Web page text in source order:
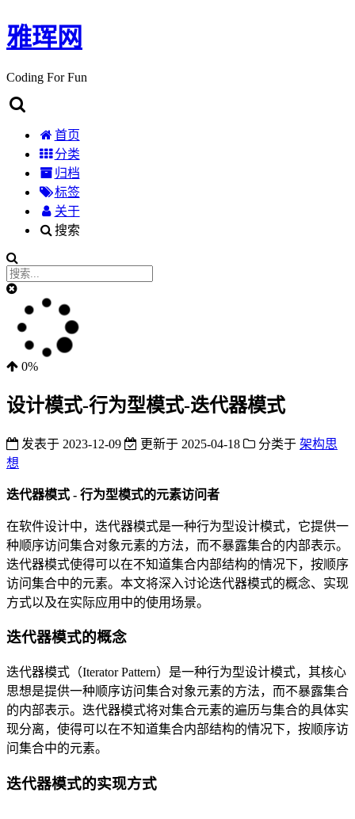
雅珲网
Coding For Fun
首页
分类
归档
标签
关于
搜索
0%
设计模式-行为型模式-迭代器模式
发表于 2023-12-09 更新于 2025-04-18 分类于 架构思
想
迭代器模式 - 行为型模式的元素访问者
在软件设计中，迭代器模式是一种行为型设计模式，它提供一
种顺序访问集合对象元素的方法，而不暴露集合的内部表示。
迭代器模式使得可以在不知道集合内部结构的情况下，按顺序
访问集合中的元素。本文将深入讨论迭代器模式的概念、实现
方式以及在实际应用中的使用场景。
迭代器模式的概念
迭代器模式（Iterator Pattern）是一种行为型设计模式，其核心
思想是提供一种顺序访问集合对象元素的方法，而不暴露集合
的内部表示。迭代器模式将对集合元素的遍历与集合的具体实
现分离，使得可以在不知道集合内部结构的情况下，按顺序访
问集合中的元素。
迭代器模式的实现方式